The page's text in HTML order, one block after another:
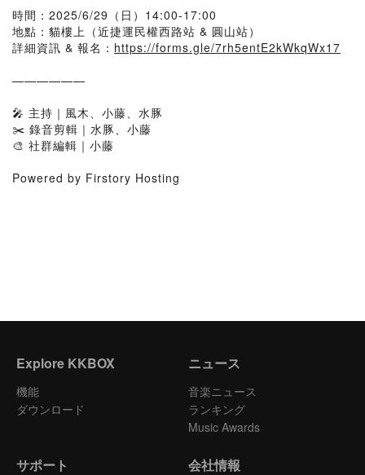
時間：2025/6/29（日）14:00-17:00
地點：貓樓上（近捷運民權西路站 & 圓山站）
詳細資訊 & 報名： https://forms.gle/7rh5entE2kWkqWx17
——————
🎤 主持｜風木、小藤、水豚
✂️ 錄音剪輯｜水豚、小藤
🎨 社群編輯｜小藤
Powered by Firstory Hosting
Explore KKBOX
機能
ダウンロード
ニュース
音楽ニュース
ランキング
Music Awards
サポート 会社情報